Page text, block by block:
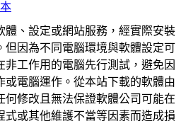
體、設定或網站服務，經實際安裝
但因為不同電腦環境與軟體設定可
非工作用的電腦先行測試，避免因
或電腦運作。從本站下載的軟體由
何修改且無法保證軟體公司可能在
式或其他維護不當等因素而造成損